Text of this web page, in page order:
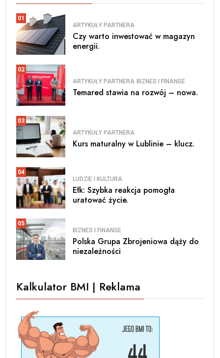
01
ARTYKUŁY PARTNERA
Czy warto inwestować w magazyn
energii.
02
ARTYKUŁY PARTNERA BIZNES I FINANSE
Temared stawia na rozwój – nowa.
03
ARTYKUŁY PARTNERA
Kurs maturalny w Lublinie – klucz.
04
LUDZIE I KULTURA
Ełk: Szybka reakcja pomogła
uratować życie.
05
BIZNES I FINANSE
Polska Grupa Zbrojeniowa dąży do
niezależności
Kalkulator BMI | Reklama